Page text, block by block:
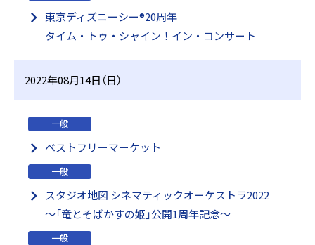
東京ディズニーシー®20周年
タイム・トゥ・シャイン！イン・コンサート
2022年08月14日（日）
一般
ベストフリーマーケット
一般
スタジオ地図 シネマティックオーケストラ2022
～「竜とそばかすの姫」公開1周年記念～
一般